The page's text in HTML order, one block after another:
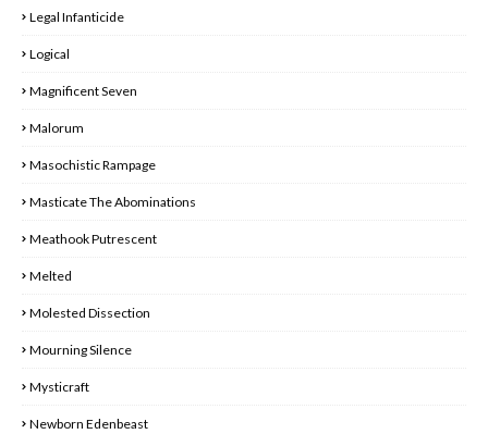
Legal Infanticide
Logical
Magnificent Seven
Malorum
Masochistic Rampage
Masticate The Abominations
Meathook Putrescent
Melted
Molested Dissection
Mourning Silence
Mysticraft
Newborn Edenbeast